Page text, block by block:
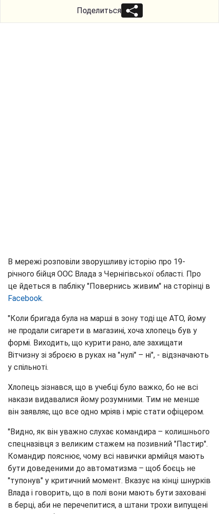
Поделиться
В мережі розповіли зворушливу історію про 19-
річного бійця ООС Влада з Чернігівської області. Про
це йдеться в пабліку "Повернись живим" на сторінці в
Facebook.
"Коли бригада була на марші в зону тоді ще АТО, йому
не продали сигарети в магазині, хоча хлопець був у
формі. Виходить, що курити рано, але захищати
Вітчизну зі зброєю в руках на "нулі" – ні", - відзначають
у спільноті.
Хлопець зізнався, що в учебці було важко, бо не всі
накази видавалися йому розумними. Тим не менше
він заявляє, що все одно мріяв і мріє стати офіцером.
"Видно, як він уважно слухає командира – колишнього
спецназівця з великим стажем на позивний "Пастир".
Командир пояснює, чому всі навички армійця мають
бути доведеними до автоматизма – щоб боєць не
"тупонув" у критичний момент. Вказує на кінці шнурків
Влада і говорить, що в полі вони мають бути заховані
в берці, аби не перечепитися, а штани трохи випущені